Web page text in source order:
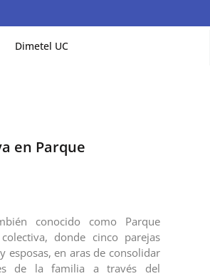
Dimetel UC
en Parque
conocido como Parque
donde cinco parejas
esposas, en aras de consolidar
de la familia a través del